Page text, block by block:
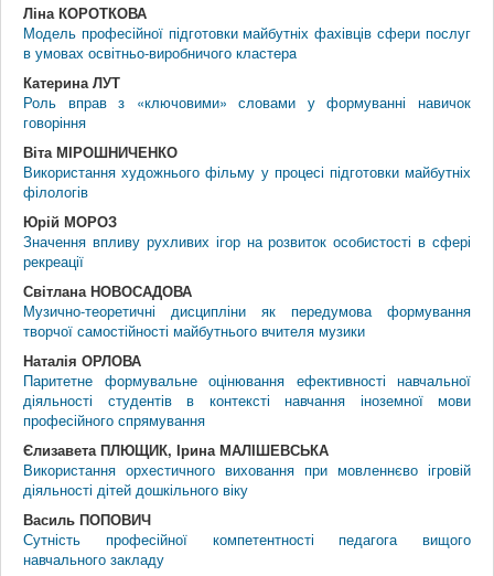
Ліна КОРОТКОВА
Модель професійної підготовки майбутніх фахівців сфери послуг
в умовах освітньо-виробничого кластерa
Катерина ЛУТ
Роль вправ з «ключовими» словами у формуванні навичок
говоріння
Віта МІРОШНИЧЕНКО
Використання художнього фільму у процесі підготовки майбутніх
філологів
Юрій МОРОЗ
Значення впливу рухливих ігор на розвиток особистості в сфері
рекреації
Світлана НОВОСАДОВА
Музично-теоретичні дисципліни як передумова формування
творчої самостійності майбутнього вчителя музики
Наталія ОРЛОВА
Паритетне формувальне оцінювання ефективності навчальної
діяльності студентів в контексті навчання іноземної мови
професійного спрямування
Єлизавета ПЛЮЩИК, Ірина МАЛІШЕВСЬКА
Використання орхестичного виховання при мовленнєво ігровій
діяльності дітей дошкільного віку
Василь ПОПОВИЧ
Сутність професійної компетентності педагога вищого
навчального закладу